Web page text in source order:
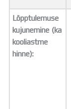
Lõpptulemuse
kujunemine (ka
kooliastme
hinne):